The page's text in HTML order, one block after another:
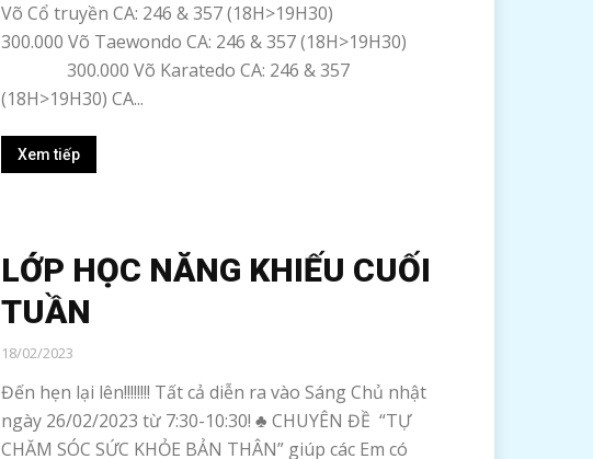
Võ Cổ truyền CA: 246 & 357 (18H>19H30)
300.000 Võ Taewondo CA: 246 & 357 (18H>19H30)
300.000 Võ Karatedo CA: 246 & 357
(18H>19H30) CA...
Xem tiếp
LỚP HỌC NĂNG KHIẾU CUỐI
TUẦN
18/02/2023
Đến hẹn lại lên!!!!!!!! Tất cả diễn ra vào Sáng Chủ nhật
ngày 26/02/2023 từ 7:30-10:30! ♣ CHUYÊN ĐỀ “TỰ
CHĂM SÓC SỨC KHỎE BẢN THÂN” giúp các Em có